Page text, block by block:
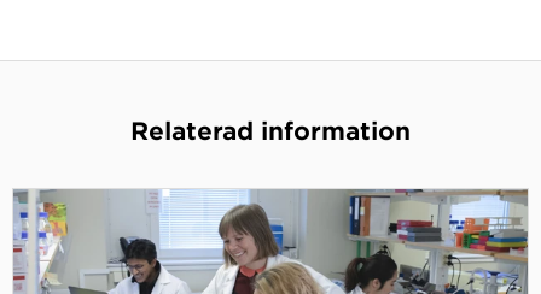
Relaterad information